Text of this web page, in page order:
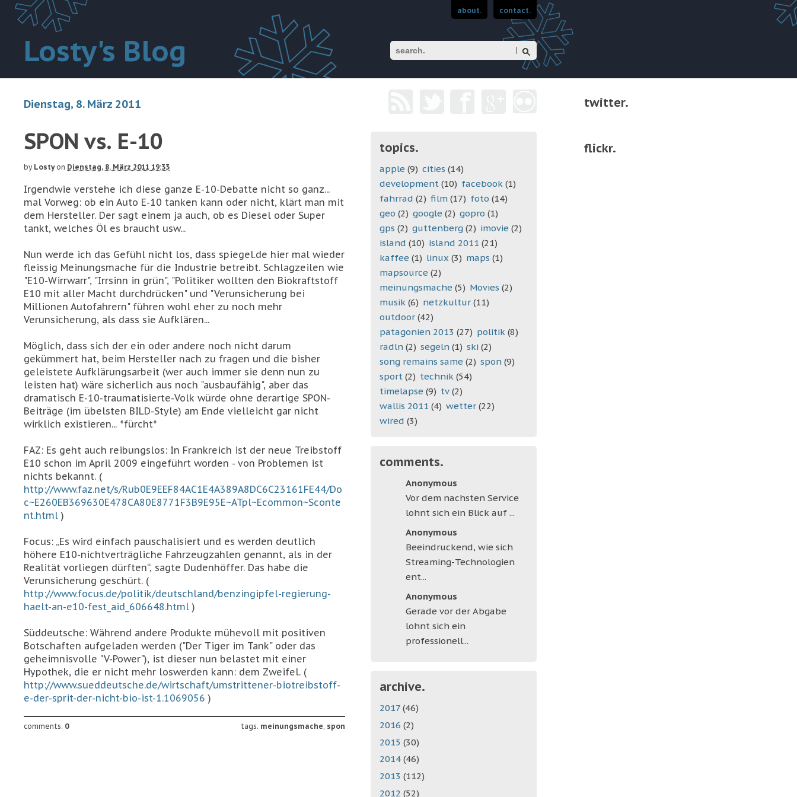
Losty's Blog
about. contact.
Suchen
Dienstag, 8. März 2011
SPON vs. E-10
by Losty on Dienstag, 8. März 2011 19:33
Irgendwie verstehe ich diese ganze E-10-Debatte nicht so ganz...
mal Vorweg: ob ein Auto E-10 tanken kann oder nicht, klärt man mit
dem Hersteller. Der sagt einem ja auch, ob es Diesel oder Super
tankt, welches Öl es braucht usw...
Nun werde ich das Gefühl nicht los, dass spiegel.de hier mal wieder
fleissig Meinungsmache für die Industrie betreibt. Schlagzeilen wie
"E10-Wirrwarr", "Irrsinn in grün", "Politiker wollten den Biokraftstoff
E10 mit aller Macht durchdrücken" und "Verunsicherung bei
Millionen Autofahrern" führen wohl eher zu noch mehr
Verunsicherung, als dass sie Aufklären...
Möglich, dass sich der ein oder andere noch nicht darum
gekümmert hat, beim Hersteller nach zu fragen und die bisher
geleistete Aufklärungsarbeit (wer auch immer sie denn nun zu
leisten hat) wäre sicherlich aus noch "ausbaufähig", aber das
dramatisch E-10-traumatisierte-Volk würde ohne derartige SPON-
Beiträge (im übelsten BILD-Style) am Ende vielleicht gar nicht
wirklich existieren... *fürcht*
FAZ: Es geht auch reibungslos: In Frankreich ist der neue Treibstoff
E10 schon im April 2009 eingeführt worden - von Problemen ist
nichts bekannt. (
http://www.faz.net/s/Rub0E9EEF84AC1E4A389A8DC6C23161FE44/Do
c~E260EB369630E478CA80E8771F3B9E95E~ATpl~Ecommon~Sconte
nt.html )
Focus: „Es wird einfach pauschalisiert und es werden deutlich
höhere E10-nichtverträgliche Fahrzeugzahlen genannt, als in der
Realität vorliegen dürften“, sagte Dudenhöffer. Das habe die
Verunsicherung geschürt. (
http://www.focus.de/politik/deutschland/benzingipfel-regierung-
haelt-an-e10-fest_aid_606648.html )
Süddeutsche: Während andere Produkte mühevoll mit positiven
Botschaften aufgeladen werden ("Der Tiger im Tank" oder das
geheimnisvolle "V-Power"), ist dieser nun belastet mit einer
Hypothek, die er nicht mehr loswerden kann: dem Zweifel. (
http://www.sueddeutsche.de/wirtschaft/umstrittener-biotreibstoff-
e-der-sprit-der-nicht-bio-ist-1.1069056 )
comments. 0 tags. meinungsmache, spon
topics.
apple (9) cities (14)
development (10) facebook (1)
fahrrad (2) film (17) foto (14)
geo (2) google (2) gopro (1)
gps (2) guttenberg (2) imovie (2)
island (10) island 2011 (21)
kaffee (1) linux (3) maps (1)
mapsource (2)
meinungsmache (5) Movies (2)
musik (6) netzkultur (11)
outdoor (42)
patagonien 2013 (27) politik (8)
radln (2) segeln (1) ski (2)
song remains same (2) spon (9)
sport (2) technik (54)
timelapse (9) tv (2)
wallis 2011 (4) wetter (22)
wired (3)
comments.
Anonymous
Vor dem nachsten Service
lohnt sich ein Blick auf ...
Anonymous
Beeindruckend, wie sich
Streaming-Technologien
ent...
Anonymous
Gerade vor der Abgabe
lohnt sich ein
professionell...
archive.
2017 (46)
2016 (2)
2015 (30)
2014 (46)
2013 (112)
2012 (52)
twitter.
flickr.